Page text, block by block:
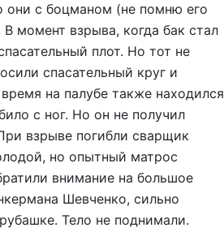
они с боцманом (не помню его
момент взрыва, когда бак стал
плот. Но тот не
спасательный круг и
на палубе также находился
с ног. Но он не получил
взрыве погибли сварщик
но опытный матрос
внимание на большое
Шевченко, сильно
Тело не поднимали.